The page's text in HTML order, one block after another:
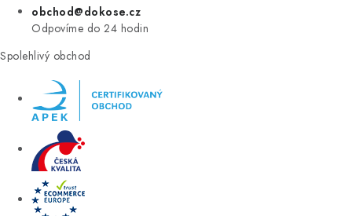
obchod@dokose.cz
Odpovíme do 24 hodin
Spolehlivý obchod
Úvod Kontakt Blog
Moje objednávka